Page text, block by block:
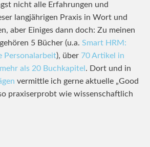
nicht alle Erfahrungen und
langjährigen Praxis in Wort und
aber Einiges dann doch: Zu meinen
5 Bücher (u.a. Smart HRM:
Personalarbeit), über 70 Artikel in
als 20 Buchkapitel . Dort und in
vermittle ich gerne aktuelle „Good
praxiserprobt wie wissenschaftlich